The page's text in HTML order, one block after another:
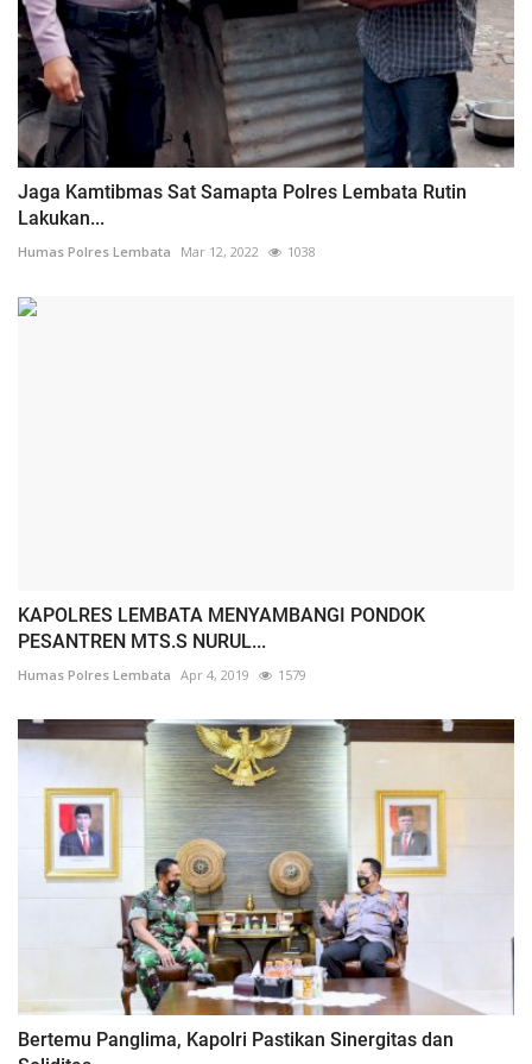
Jaga Kamtibmas Sat Samapta Polres Lembata Rutin
Lakukan...
Humas Polres Lembata Mar 12, 2022 1038
KAPOLRES LEMBATA MENYAMBANGI PONDOK
PESANTREN MTS.S NURUL...
Humas Polres Lembata Apr 4, 2019 1579
Bertemu Panglima, Kapolri Pastikan Sinergitas dan